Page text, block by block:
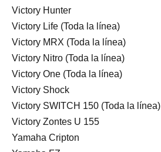
Victory Hunter
Victory Life (Toda la línea)
Victory MRX (Toda la línea)
Victory Nitro (Toda la línea)
Victory One (Toda la línea)
Victory Shock
Victory SWITCH 150 (Toda la línea)
Victory Zontes U 155
Yamaha Cripton